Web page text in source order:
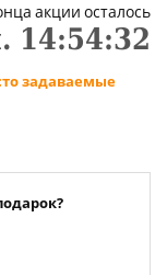
акции осталось
14:54:32
задаваемые